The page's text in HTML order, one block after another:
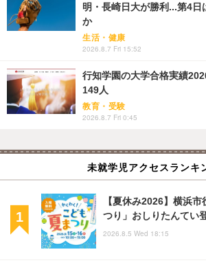
明・長崎日大が勝利...第4
か
生活・健康
2026.8.7 Fri 15:52
行知学園の大学合格実績
149人
教育・受験
2026.8.7 Fri 0:45
未就学児アクセスランキ
【夏休み2026】横浜
つり」おしりたんてい
2026.8.5 Wed 18:15